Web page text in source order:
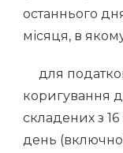
останнього
місяця, в
для
коригування
складених з
день